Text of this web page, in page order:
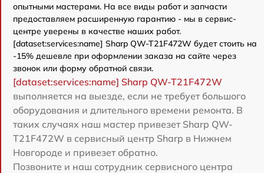
опытными мастерами. На все виды работ и запчасти
предоставляем расширенную гарантию - мы в сервис-
центре уверены в качестве наших работ.
[dataset:services:name] Sharp QW-T21F472W будет стоить на
-15% дешевле при оформлении заказа на сайте через
звонок или форму обратной связи.
[dataset:services:name] Sharp QW-T21F472W
выполняется на выезде, если не требует большого
оборудования и длительного времени ремонта. В
таких случаях наш мастер привезет Sharp QW-
T21F472W в сервисный центр Sharp в Нижнем
Новгороде и привезет обратно.
Позвоните и наш сотрудник сервисного центра